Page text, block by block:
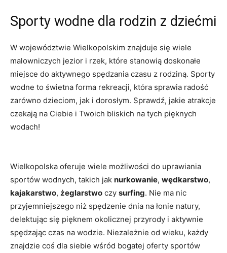
Sporty wodne dla rodzin z dziećmi
W województwie Wielkopolskim znajduje się wiele
malowniczych jezior i rzek, które stanowią doskonałe
miejsce do aktywnego spędzania czasu z rodziną. Sporty
wodne to świetna forma rekreacji, która sprawia radość
zarówno dzieciom, jak i dorosłym. Sprawdź, jakie atrakcje
czekają na Ciebie i Twoich bliskich na tych pięknych
wodach!
Wielkopolska oferuje wiele możliwości do uprawiania
sportów wodnych, takich jak nurkowanie, wędkarstwo,
kajakarstwo, żeglarstwo czy surfing. Nie ma nic
przyjemniejszego niż spędzenie dnia na łonie natury,
delektując się pięknem okolicznej przyrody i aktywnie
spędzając czas na wodzie. Niezależnie od wieku, każdy
znajdzie coś dla siebie wśród bogatej oferty sportów